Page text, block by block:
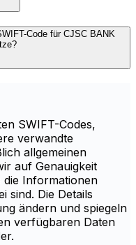
Code für CJSC BANK
SWIFT-Codes,
verwandte
allgemeinen
auf Genauigkeit
die Informationen
sind. Die Details
ändern und spiegeln
verfügbaren Daten